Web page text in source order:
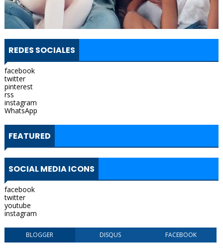
REDES SOCIALES
facebook
twitter
pinterest
rss
instagram
WhatsApp
FEATURED
SOCIAL MEDIA ICONS
facebook
twitter
youtube
instagram
BLOGGER DISQUS FACEBOOK